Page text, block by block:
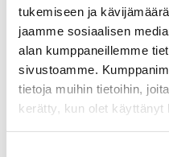
tukemiseen ja
jaamme sosiaalisen
alan kumppaneillemme
sivustoamme.
tietoja muihin tietoihin,
kerätty, kun olet käyttänyt